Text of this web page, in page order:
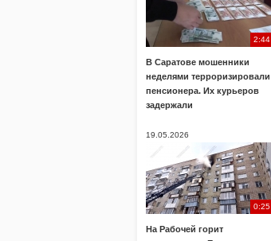
2:44
В Саратове мошенники
неделями терроризировали
пенсионера. Их курьеров
задержали
19.05.2026
0:25
На Рабочей горит